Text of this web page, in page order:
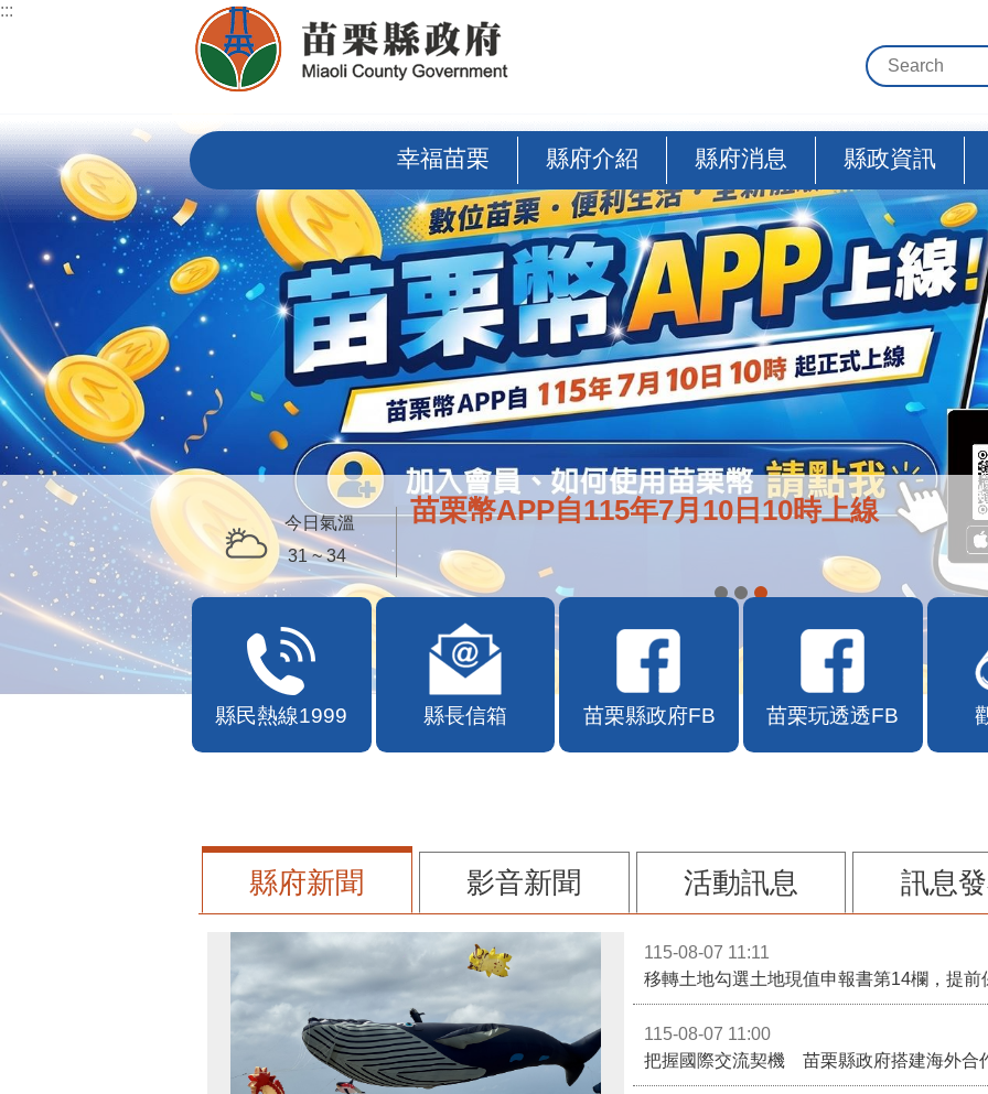
跳到主要內容區塊
:::
幸福苗栗 縣府介紹 縣府消息 縣政資訊
苗栗幣APP自115年7月10日10時上線
今日氣溫
31 ~ 34
縣民熱線1999 縣長信箱 苗栗縣政府FB 苗栗玩透透FB
縣府新聞 影音新聞 活動訊息 訊息
115-08-07 11:11
移轉土地勾選土地現值申報書第14欄，提前
115-08-07 11:00